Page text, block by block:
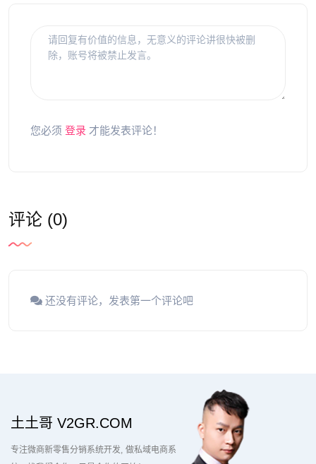
您必须 登录 才能发表评论！
评论 (0)
还没有评论，发表第一个评论吧
土土哥 V2GR.COM
专注微商新零售分销系统开发 做私域电商系